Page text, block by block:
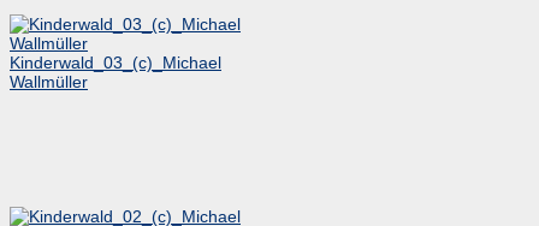
Kinderwald_03_(c)_Michael
Wallmüller